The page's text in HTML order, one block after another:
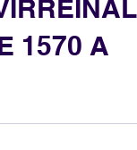
1570 A